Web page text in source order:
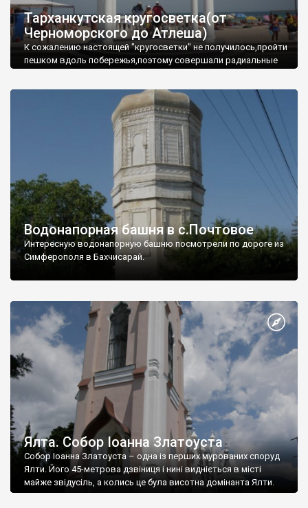
Тарханкутская кругосветка(от
Черноморского до Атлеша)
К сожалению настоящей "кругосветки" не получилось,пройти
пешком вдоль побережья,поэтому совершали радиальные
Водонапорная башня в с.Почтовое
Интересную водонапорную башню посмотрели по дороге из
Симферополя в Бахчисарай.
Ялта. Собор Іоанна Златоуста
Собор Іоанна Златоуста – одна із перших мурованих споруд
Ялти. Його 45-метрова дзвіниця і нині видніється в місті
майже звідусіль, а колись це була висотна домінанта Ялти.